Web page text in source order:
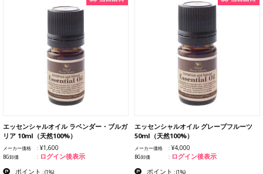
エッセンシャルオイル ラベンダー・ブルガ
リア 10ml（天然100%）
メーカー価格 ¥1,600
BG卸価 ログイン後表示
ポイント :(1%)
エッセンシャルオイル グレープフルーツ
50ml（天然100%）
メーカー価格 ¥4,000
BG卸価 ログイン後表示
ポイント :(1%)